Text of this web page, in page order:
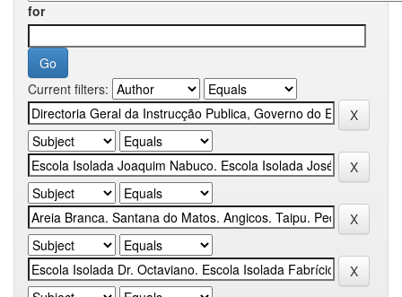
for
Current filters: